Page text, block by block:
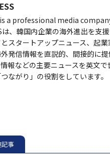
is a professional media
は、韓国内企業の海外進出を支
スタートアップニュース、起
発信情報を直説的、間接的に
報などの主要ニュースを英文
ながり」の役割をしています。
事